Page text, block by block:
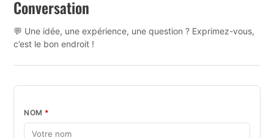
Conversation
💬 Une idée, une expérience, une question ? Exprimez-vous,
c’est le bon endroit !
NOM *